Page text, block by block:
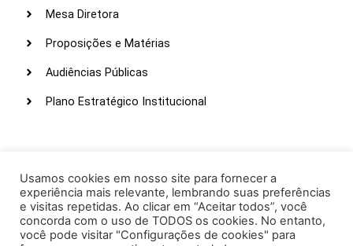
Mesa Diretora
Proposições e Matérias
Audiências Públicas
Plano Estratégico Institucional
Webmail
Intranet
Administração
Usamos cookies em nosso site para fornecer a
experiência mais relevante, lembrando suas preferências
e visitas repetidas. Ao clicar em “Aceitar todos”, você
concorda com o uso de TODOS os cookies. No entanto,
você pode visitar "Configurações de cookies" para